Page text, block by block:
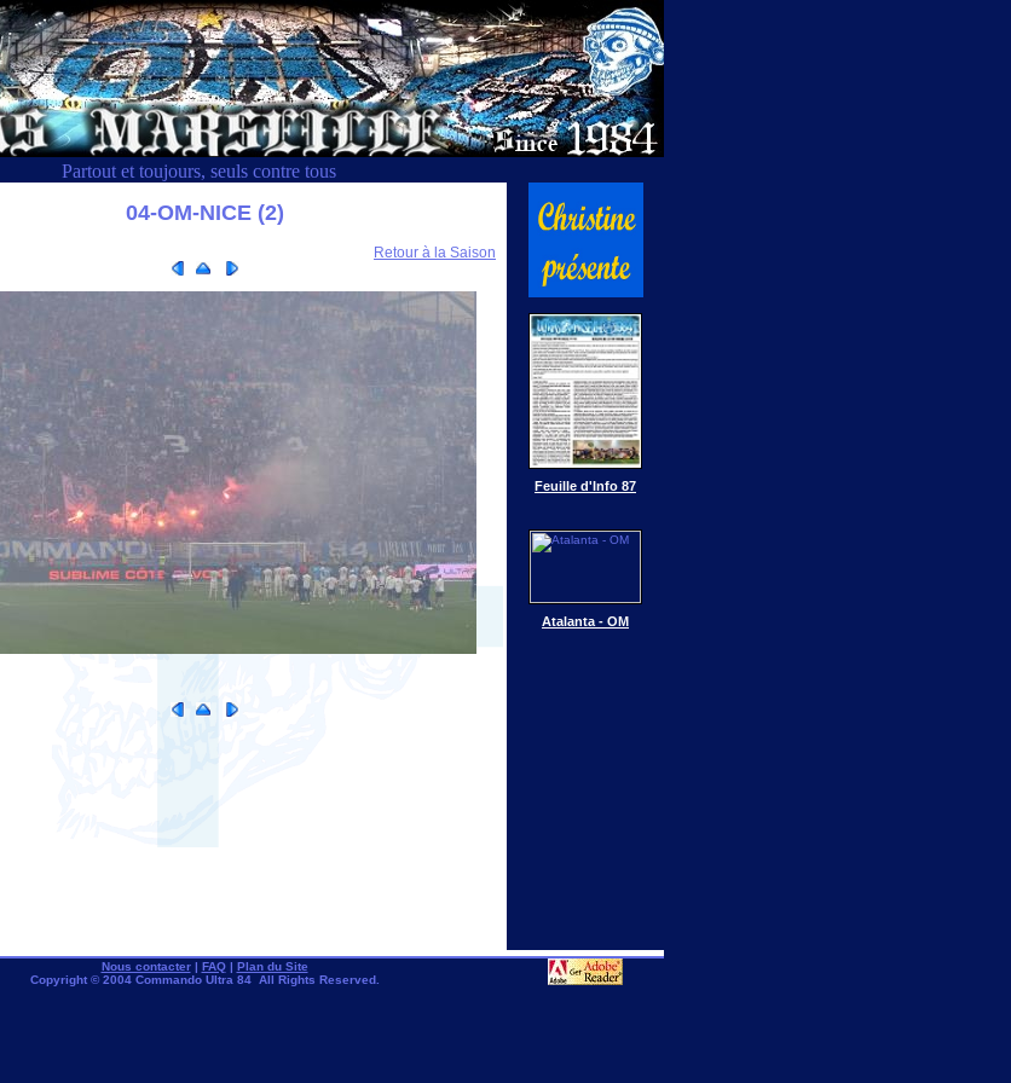
Partout et toujours, seuls contre tous
04-OM-NICE (2)
Retour à la Saison
Feuille d'Info 87
Atalanta - OM
Nous contacter| FAQ| Plan du Site
Copyright © 2004 Commando Ultra 84 All Rights Reserved.